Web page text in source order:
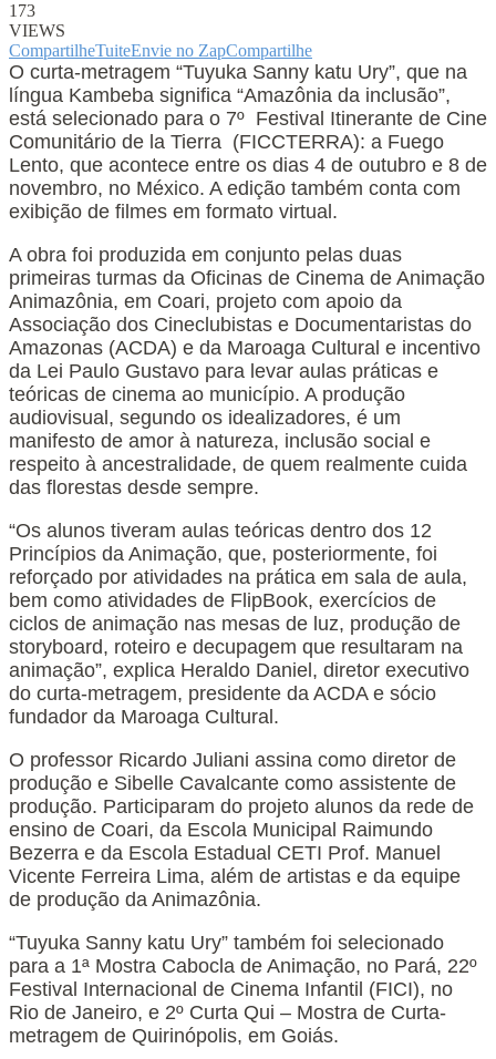
173
VIEWS
CompartilheTuiteEnvie no ZapCompartilhe
O curta-metragem “Tuyuka Sanny katu Ury”, que na
língua Kambeba significa “Amazônia da inclusão”,
está selecionado para o 7º Festival Itinerante de Cine
Comunitário de la Tierra (FICCTERRA): a Fuego
Lento, que acontece entre os dias 4 de outubro e 8 de
novembro, no México. A edição também conta com
exibição de filmes em formato virtual.
A obra foi produzida em conjunto pelas duas
primeiras turmas da Oficinas de Cinema de Animação
Animazônia, em Coari, projeto com apoio da
Associação dos Cineclubistas e Documentaristas do
Amazonas (ACDA) e da Maroaga Cultural e incentivo
da Lei Paulo Gustavo para levar aulas práticas e
teóricas de cinema ao município. A produção
audiovisual, segundo os idealizadores, é um
manifesto de amor à natureza, inclusão social e
respeito à ancestralidade, de quem realmente cuida
das florestas desde sempre.
“Os alunos tiveram aulas teóricas dentro dos 12
Princípios da Animação, que, posteriormente, foi
reforçado por atividades na prática em sala de aula,
bem como atividades de FlipBook, exercícios de
ciclos de animação nas mesas de luz, produção de
storyboard, roteiro e decupagem que resultaram na
animação”, explica Heraldo Daniel, diretor executivo
do curta-metragem, presidente da ACDA e sócio
fundador da Maroaga Cultural.
O professor Ricardo Juliani assina como diretor de
produção e Sibelle Cavalcante como assistente de
produção. Participaram do projeto alunos da rede de
ensino de Coari, da Escola Municipal Raimundo
Bezerra e da Escola Estadual CETI Prof. Manuel
Vicente Ferreira Lima, além de artistas e da equipe
de produção da Animazônia.
“Tuyuka Sanny katu Ury” também foi selecionado
para a 1ª Mostra Cabocla de Animação, no Pará, 22º
Festival Internacional de Cinema Infantil (FICI), no
Rio de Janeiro, e 2º Curta Qui – Mostra de Curta-
metragem de Quirinópolis, em Goiás.